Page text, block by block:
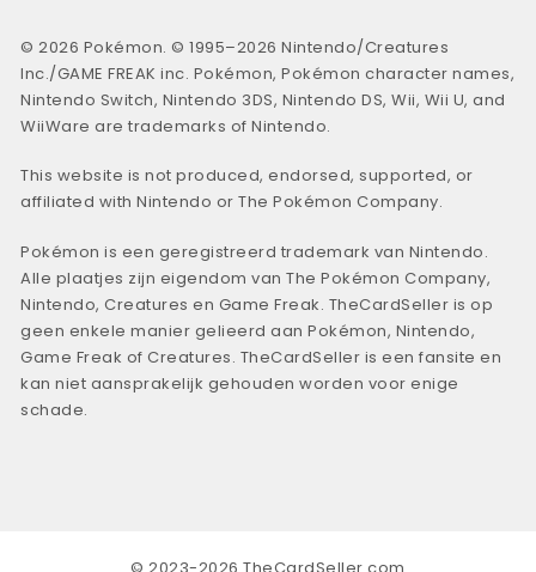
© 2026 Pokémon. © 1995–2026 Nintendo/Creatures
Inc./GAME FREAK inc. Pokémon, Pokémon character names,
Nintendo Switch, Nintendo 3DS, Nintendo DS, Wii, Wii U, and
WiiWare are trademarks of Nintendo.
This website is not produced, endorsed, supported, or
affiliated with Nintendo or The Pokémon Company.
Pokémon is een geregistreerd trademark van Nintendo.
Alle plaatjes zijn eigendom van The Pokémon Company,
Nintendo, Creatures en Game Freak. TheCardSeller is op
geen enkele manier gelieerd aan Pokémon, Nintendo,
Game Freak of Creatures. TheCardSeller is een fansite en
kan niet aansprakelijk gehouden worden voor enige
schade.
© 2023-2026 TheCardSeller.com